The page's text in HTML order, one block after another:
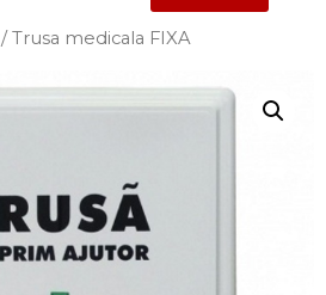
/ Trusa medicala FIXA